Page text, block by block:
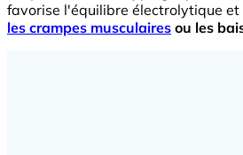
favorise l'équilibre électrolytique et
les crampes musculaires ou les